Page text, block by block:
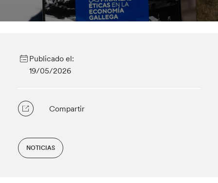
Publicado el:
19/05/2026
Compartir
NOTICIAS